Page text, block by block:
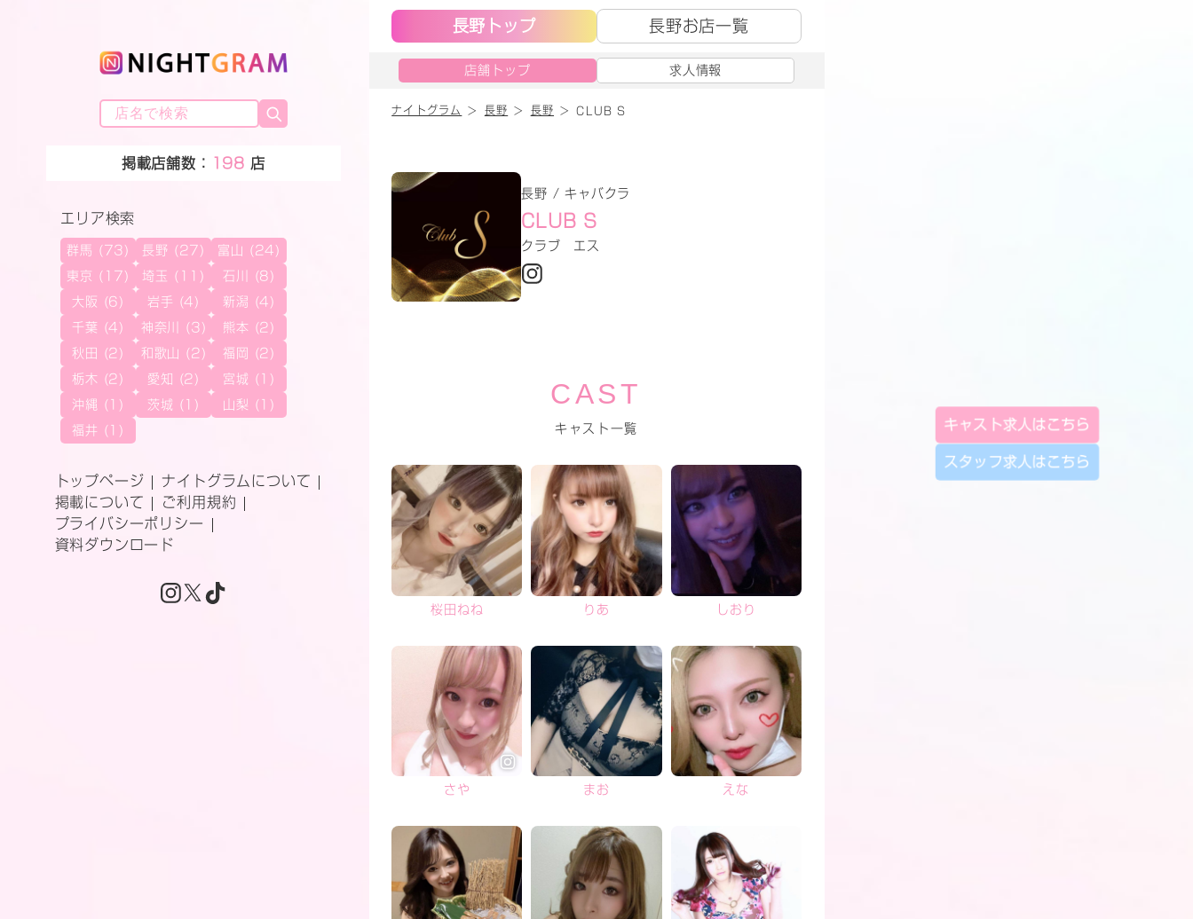
掲載店舗数： 198 店
エリア検索
群馬 (73) 長野 (27) 富山 (24)
東京 (17) 埼玉 (11) 石川 (8)
大阪 (6) 岩手 (4) 新潟 (4)
千葉 (4) 神奈川 (3) 熊本 (2)
秋田 (2) 和歌山 (2) 福岡 (2)
栃木 (2) 愛知 (2) 宮城 (1)
沖縄 (1) 茨城 (1) 山梨 (1)
福井 (1)
トップページ
ナイトグラムについて
掲載について
ご利用規約
プライバシーポリシー
資料ダウンロード
長野トップ 長野お店一覧
店舗トップ 求人情報
ナイトグラム 長野 長野 CLUB S
長野 / キャバクラ
CLUB S
クラブ エス
CAST
キャスト一覧
桜田ねね りあ しおり
さや まお えな
キャスト求人はこちら
スタッフ求人はこちら